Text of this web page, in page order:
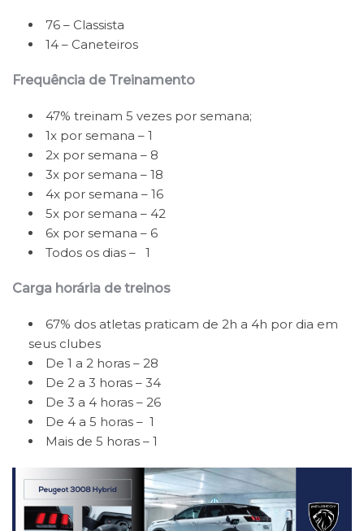
76 – Classista
14 – Caneteiros
Frequência de Treinamento
47% treinam 5 vezes por semana;
1x por semana – 1
2x por semana – 8
3x por semana – 18
4x por semana – 16
5x por semana – 42
6x por semana – 6
Todos os dias – 1
Carga horária de treinos
67% dos atletas praticam de 2h a 4h por dia em
seus clubes
De 1 a 2 horas – 28
De 2 a 3 horas – 34
De 3 a 4 horas – 26
De 4 a 5 horas – 1
Mais de 5 horas – 1